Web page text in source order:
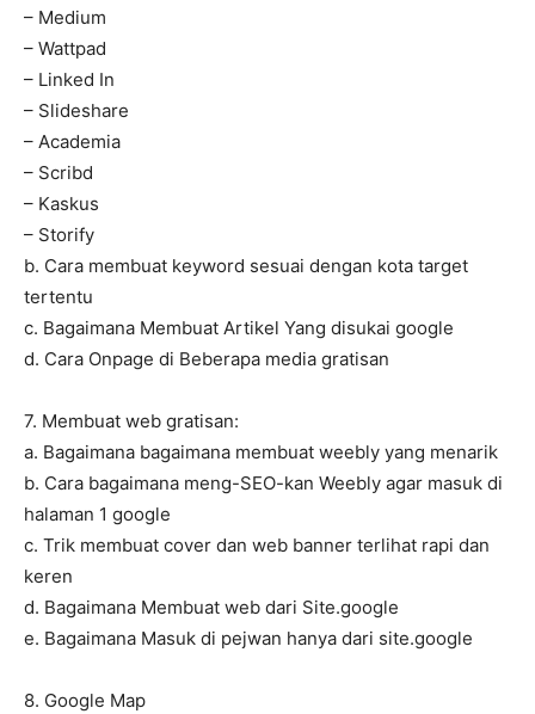
– Medium
– Wattpad
– Linked In
– Slideshare
– Academia
– Scribd
– Kaskus
– Storify
b. Cara membuat keyword sesuai dengan kota target
tertentu
c. Bagaimana Membuat Artikel Yang disukai google
d. Cara Onpage di Beberapa media gratisan
7. Membuat web gratisan:
a. Bagaimana bagaimana membuat weebly yang menarik
b. Cara bagaimana meng-SEO-kan Weebly agar masuk di
halaman 1 google
c. Trik membuat cover dan web banner terlihat rapi dan
keren
d. Bagaimana Membuat web dari Site.google
e. Bagaimana Masuk di pejwan hanya dari site.google
8. Google Map